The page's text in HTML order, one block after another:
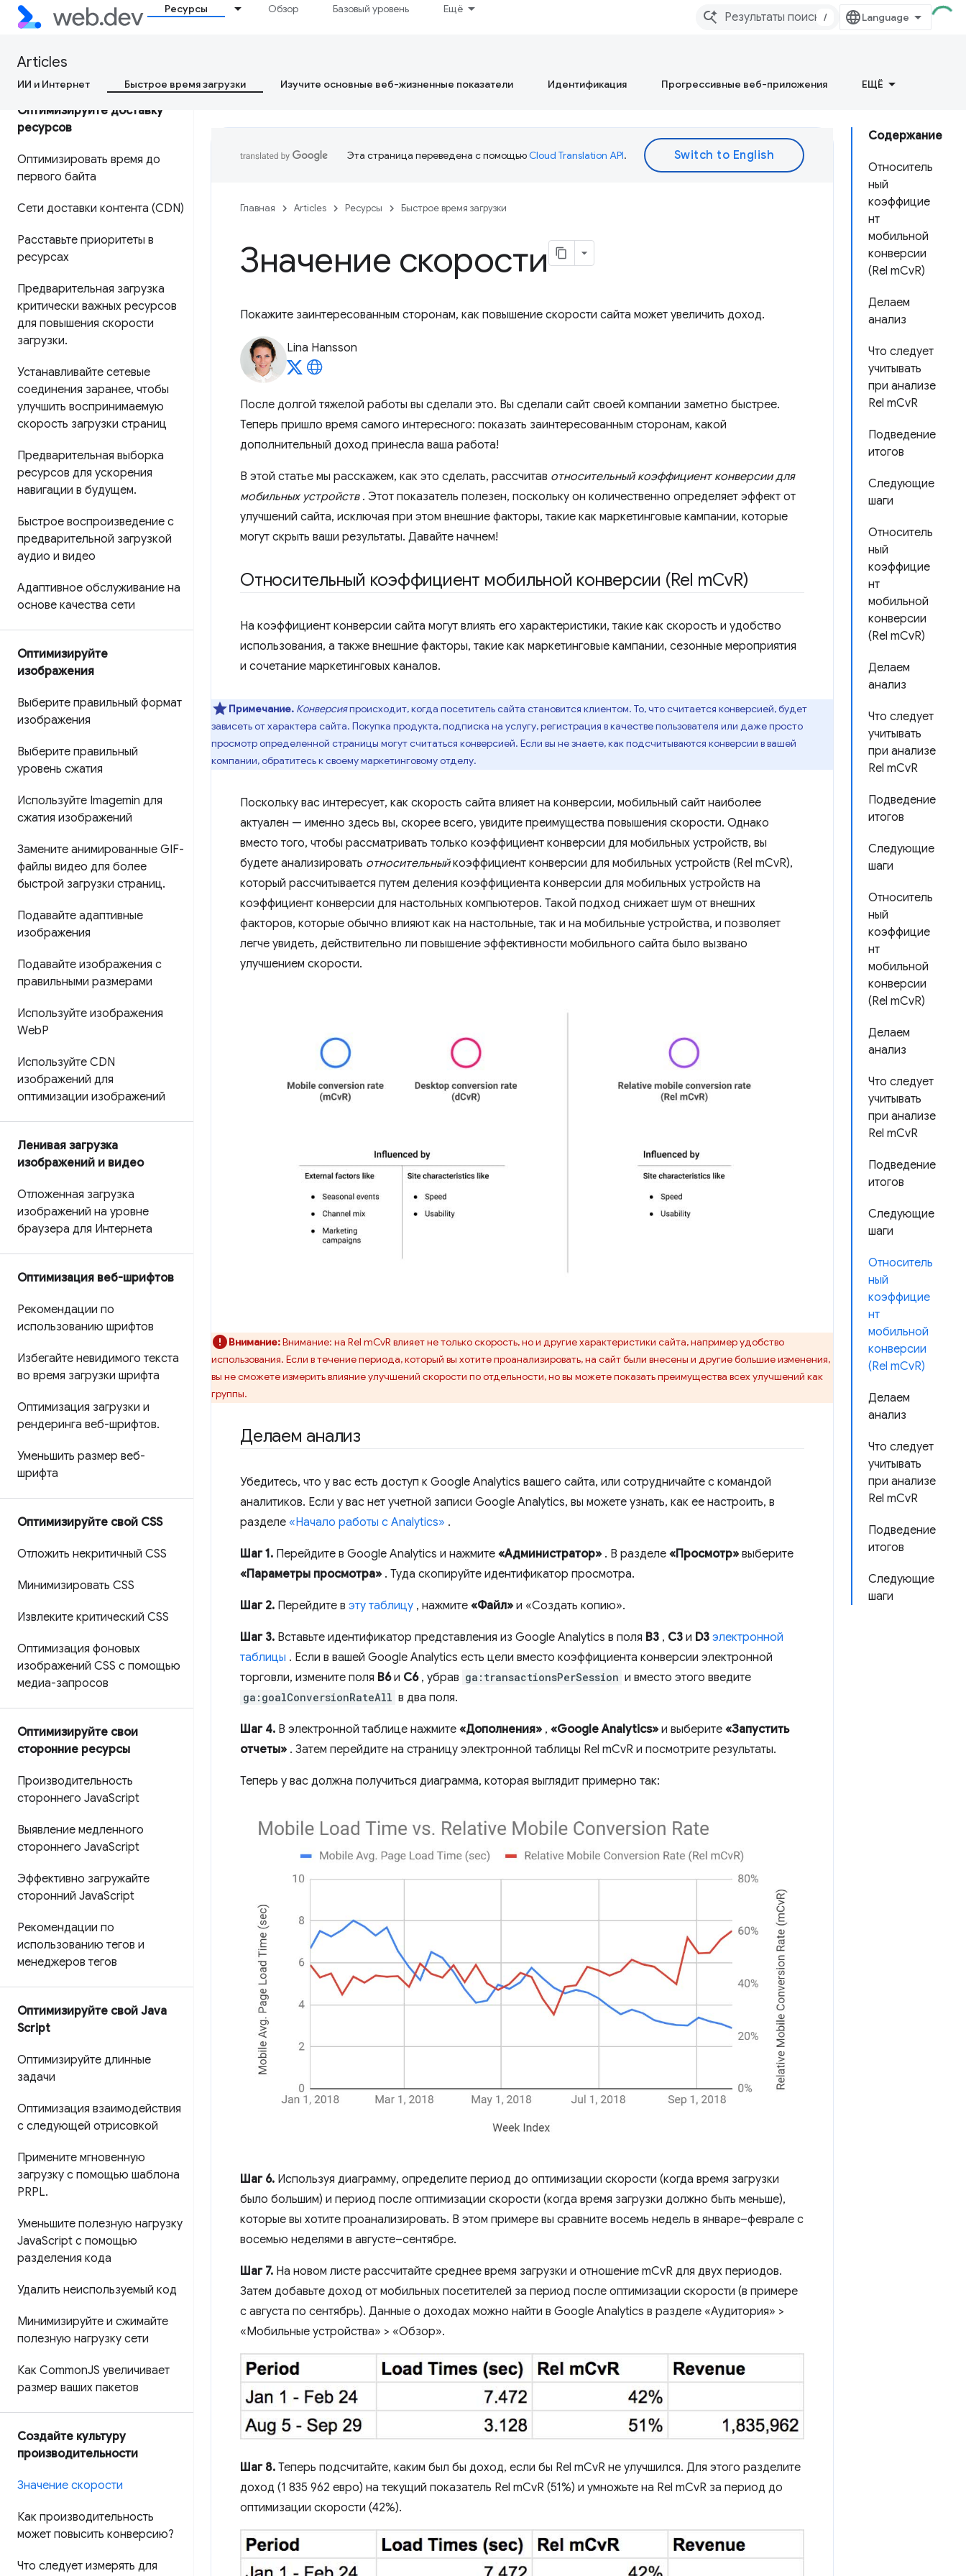
Ресурсы Обзор Базовый уровень Ещё
/
Articles
ИИ и Интернет Быстрое время загрузки Изучите основные веб-жизненные показатели Идентификация Прогрессивные веб-приложения ЕЩЁ
Почему данные CrUX
RUM?
Оптимизируйте доставку
ресурсов
Оптимизировать время до
первого байта
Сети доставки контента (CDN)
Расставьте приоритеты в
ресурсах
Предварительная загрузка
критически важных ресурсов
для повышения скорости
загрузки.
Устанавливайте сетевые
соединения заранее, чтобы
улучшить воспринимаемую
скорость загрузки страниц
Предварительная выборка
ресурсов для ускорения
навигации в будущем.
Быстрое воспроизведение с
предварительной загрузкой
аудио и видео
Адаптивное обслуживание на
основе качества сети
Оптимизируйте
изображения
Выберите правильный формат
изображения
Выберите правильный
уровень сжатия
Используйте Imagemin для
сжатия изображений
Замените анимированные GIF-
файлы видео для более
быстрой загрузки страниц.
Подавайте адаптивные
изображения
Подавайте изображения с
правильными размерами
Используйте изображения
WebP
Используйте CDN
изображений для
оптимизации изображений
Ленивая загрузка
изображений и видео
Отложенная загрузка
изображений на уровне
браузера для Интернета
Оптимизация веб-шрифтов
Рекомендации по
использованию шрифтов
Избегайте невидимого текста
во время загрузки шрифта
Оптимизация загрузки и
рендеринга веб-шрифтов.
Уменьшить размер веб-
шрифта
Оптимизируйте свой CSS
Отложить некритичный CSS
Минимизировать CSS
Извлеките критический CSS
Оптимизация фоновых
изображений CSS с помощью
медиа-запросов
Оптимизируйте свои
сторонние ресурсы
Производительность
стороннего JavaScript
Выявление медленного
стороннего JavaScript
Эффективно загружайте
сторонний JavaScript
Рекомендации по
использованию тегов и
менеджеров тегов
Оптимизируйте свой Java
Script
Оптимизируйте длинные
задачи
Оптимизация взаимодействия
с следующей отрисовкой
Примените мгновенную
загрузку с помощью шаблона
PRPL.
Уменьшите полезную нагрузку
JavaScript с помощью
разделения кода
Удалить неиспользуемый код
Минимизируйте и сжимайте
полезную нагрузку сети
Как CommonJS увеличивает
размер ваших пакетов
Создайте культуру
производительности
Значение скорости
Как производительность
может повысить конверсию?
Что следует измерять для
Содержание
Относитель
ный
коэффицие
нт
мобильной
конверсии
(Rel mCvR)
Делаем
анализ
Что следует
учитывать
при анализе
Rel mCvR
Подведение
итогов
Следующие
шаги
Относитель
ный
коэффицие
нт
мобильной
конверсии
(Rel mCvR)
Делаем
анализ
Что следует
учитывать
при анализе
Rel mCvR
Подведение
итогов
Следующие
шаги
Относитель
ный
коэффицие
нт
мобильной
конверсии
(Rel mCvR)
Делаем
анализ
Что следует
учитывать
при анализе
Rel mCvR
Подведение
итогов
Следующие
шаги
Относитель
ный
коэффицие
нт
мобильной
конверсии
(Rel mCvR)
Делаем
анализ
Что следует
учитывать
при анализе
Rel mCvR
Подведение
итогов
Следующие
шаги
Эта страница переведена с помощьюCloud Translation API.
Главная Articles Ресурсы Быстрое время загрузки
Значение скорости
Покажите заинтересованным сторонам, как повышение скорости сайта может увеличить доход.
Lina Hansson
После долгой тяжелой работы вы сделали это. Вы сделали сайт своей компании заметно быстрее.
Теперь пришло время самого интересного: показать заинтересованным сторонам, какой
дополнительный доход принесла ваша работа!
В этой статье мы расскажем, как это сделать, рассчитав относительный коэффициент конверсии для
мобильных устройств. Этот показатель полезен, поскольку он количественно определяет эффект от
улучшений сайта, исключая при этом внешние факторы, такие как маркетинговые кампании, которые
могут скрыть ваши результаты. Давайте начнем!
Относительный коэффициент мобильной конверсии (Rel mCvR)
На коэффициент конверсии сайта могут влиять его характеристики, такие как скорость и удобство
использования, а также внешние факторы, такие как маркетинговые кампании, сезонные мероприятия
и сочетание маркетинговых каналов.
Примечание. Конверсияпроисходит, когда посетитель сайта становится клиентом. То, что считается конверсией, будет
зависеть от характера сайта. Покупка продукта, подписка на услугу, регистрация в качестве пользователя или даже просто
просмотр определенной страницы могут считаться конверсией. Если вы не знаете, как подсчитываются конверсии в вашей
компании, обратитесь к своему маркетинговому отделу.
Поскольку вас интересует, как скорость сайта влияет на конверсии, мобильный сайт наиболее
актуален — именно здесь вы, скорее всего, увидите преимущества повышения скорости. Однако
вместо того, чтобы рассматривать только коэффициент конверсии для мобильных устройств, вы
будете анализировать относительныйкоэффициент конверсии для мобильных устройств (Rel mCvR),
который рассчитывается путем деления коэффициента конверсии для мобильных устройств на
коэффициент конверсии для настольных компьютеров. Такой подход снижает шум от внешних
факторов, которые обычно влияют как на настольные, так и на мобильные устройства, и позволяет
легче увидеть, действительно ли повышение эффективности мобильного сайта было вызвано
улучшением скорости.
Внимание:Внимание: на Rel mCvR влияет не только скорость, но и другие характеристики сайта, например удобство
использования. Если в течение периода, который вы хотите проанализировать, на сайт были внесены и другие большие изменения,
вы не сможете измерить влияние улучшений скорости по отдельности, но вы можете показать преимущества всех улучшений как
группы.
Делаем анализ
Убедитесь, что у вас есть доступ к Google Analytics вашего сайта, или сотрудничайте с командой
аналитиков. Если у вас нет учетной записи Google Analytics, вы можете узнать, как ее настроить, в
разделе «Начало работы с Analytics» .
Шаг 1. Перейдите в Google Analytics и нажмите «Администратор» . В разделе «Просмотр» выберите
«Параметры просмотра» . Туда скопируйте идентификатор просмотра.
Шаг 2. Перейдите в эту таблицу , нажмите «Файл» и «Создать копию».
Шаг 3. Вставьте идентификатор представления из Google Analytics в поля B3 , C3 и D3 электронной
таблицы . Если в вашей Google Analytics есть цели вместо коэффициента конверсии электронной
торговли, измените поля B6и C6, убрав ga:transactionsPerSession и вместо этого введите
ga:goalConversionRateAll в два поля.
Шаг 4. В электронной таблице нажмите «Дополнения» , «Google Analytics» и выберите «Запустить
отчеты» . Затем перейдите на страницу электронной таблицы Rel mCvR и посмотрите результаты.
Теперь у вас должна получиться диаграмма, которая выглядит примерно так:
Шаг 6. Используя диаграмму, определите период до оптимизации скорости (когда время загрузки
было большим) и период после оптимизации скорости (когда время загрузки должно быть меньше),
которые вы хотите проанализировать. В этом примере вы сравните восемь недель в январе–феврале с
восемью неделями в августе–сентябре.
Шаг 7. На новом листе рассчитайте среднее время загрузки и отношение mCvR для двух периодов.
Затем добавьте доход от мобильных посетителей за период после оптимизации скорости (в примере
с августа по сентябрь). Данные о доходах можно найти в Google Analytics в разделе «Аудитория» >
«Мобильные устройства» > «Обзор».
Шаг 8. Теперь подсчитайте, каким был бы доход, если бы Rel mCvR не улучшился. Для этого разделите
доход (1 835 962 евро) на текущий показатель Rel mCvR (51%) и умножьте на Rel mCvR за период до
оптимизации скорости (42%).